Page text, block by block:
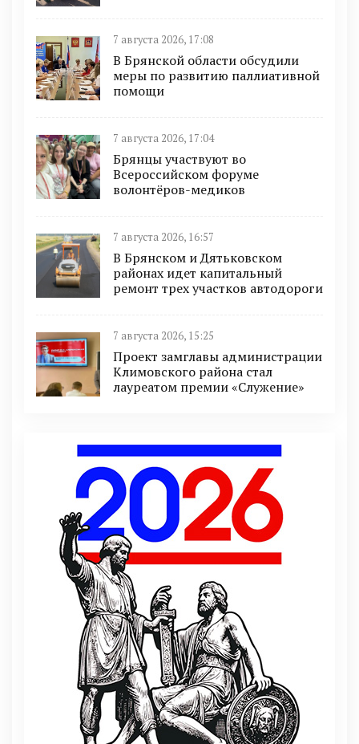
7 августа 2026, 17:08
В Брянской области обсудили
меры по развитию паллиативной
помощи
7 августа 2026, 17:04
Брянцы участвуют во
Всероссийском форуме
волонтёров-медиков
7 августа 2026, 16:57
В Брянском и Дятьковском
районах идет капитальный
ремонт трех участков автодороги
7 августа 2026, 15:25
Проект замглавы администрации
Климовского района стал
лауреатом премии «Служение»